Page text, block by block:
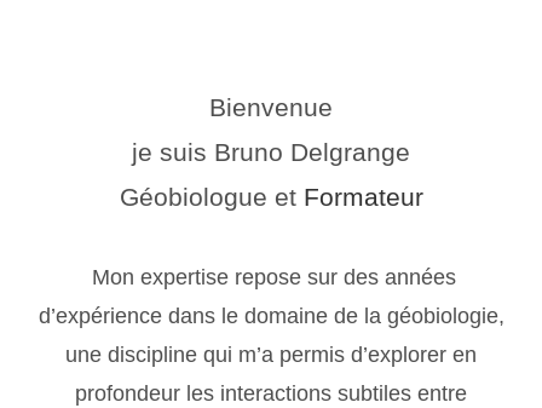
Bienvenue
je suis Bruno Delgrange
Géobiologue et Formateur
Mon expertise repose sur des années
d’expérience dans le domaine de la géobiologie,
une discipline qui m’a permis d’explorer en
profondeur les interactions subtiles entre